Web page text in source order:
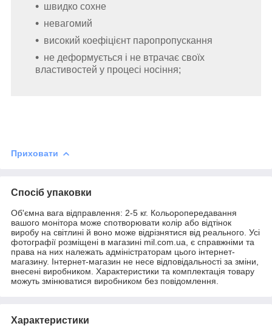
швидко сохне
невагомий
високий коефіцієнт паропропускання
не деформується і не втрачає своїх
властивостей у процесі носіння;
Приховати
Спосіб упаковки
Об'ємна вага відправлення: 2-5 кг. Кольоропередавання
вашого монітора може спотворювати колір або відтінок
виробу на світлині й воно може відрізнятися від реального. Усі
фотографії розміщені в магазині mil.com.ua, є справжніми та
права на них належать адміністраторам цього інтернет-
магазину. Інтернет-магазин не несе відповідальності за зміни,
внесені виробником. Характеристики та комплектація товару
можуть змінюватися виробником без повідомлення.
Характеристики